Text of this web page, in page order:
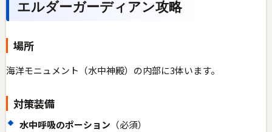
エルダーガーディアン攻略
場所
海洋モニュメント（水中神殿）の内部に3体います。
対策装備
水中呼吸のポーション （必須）